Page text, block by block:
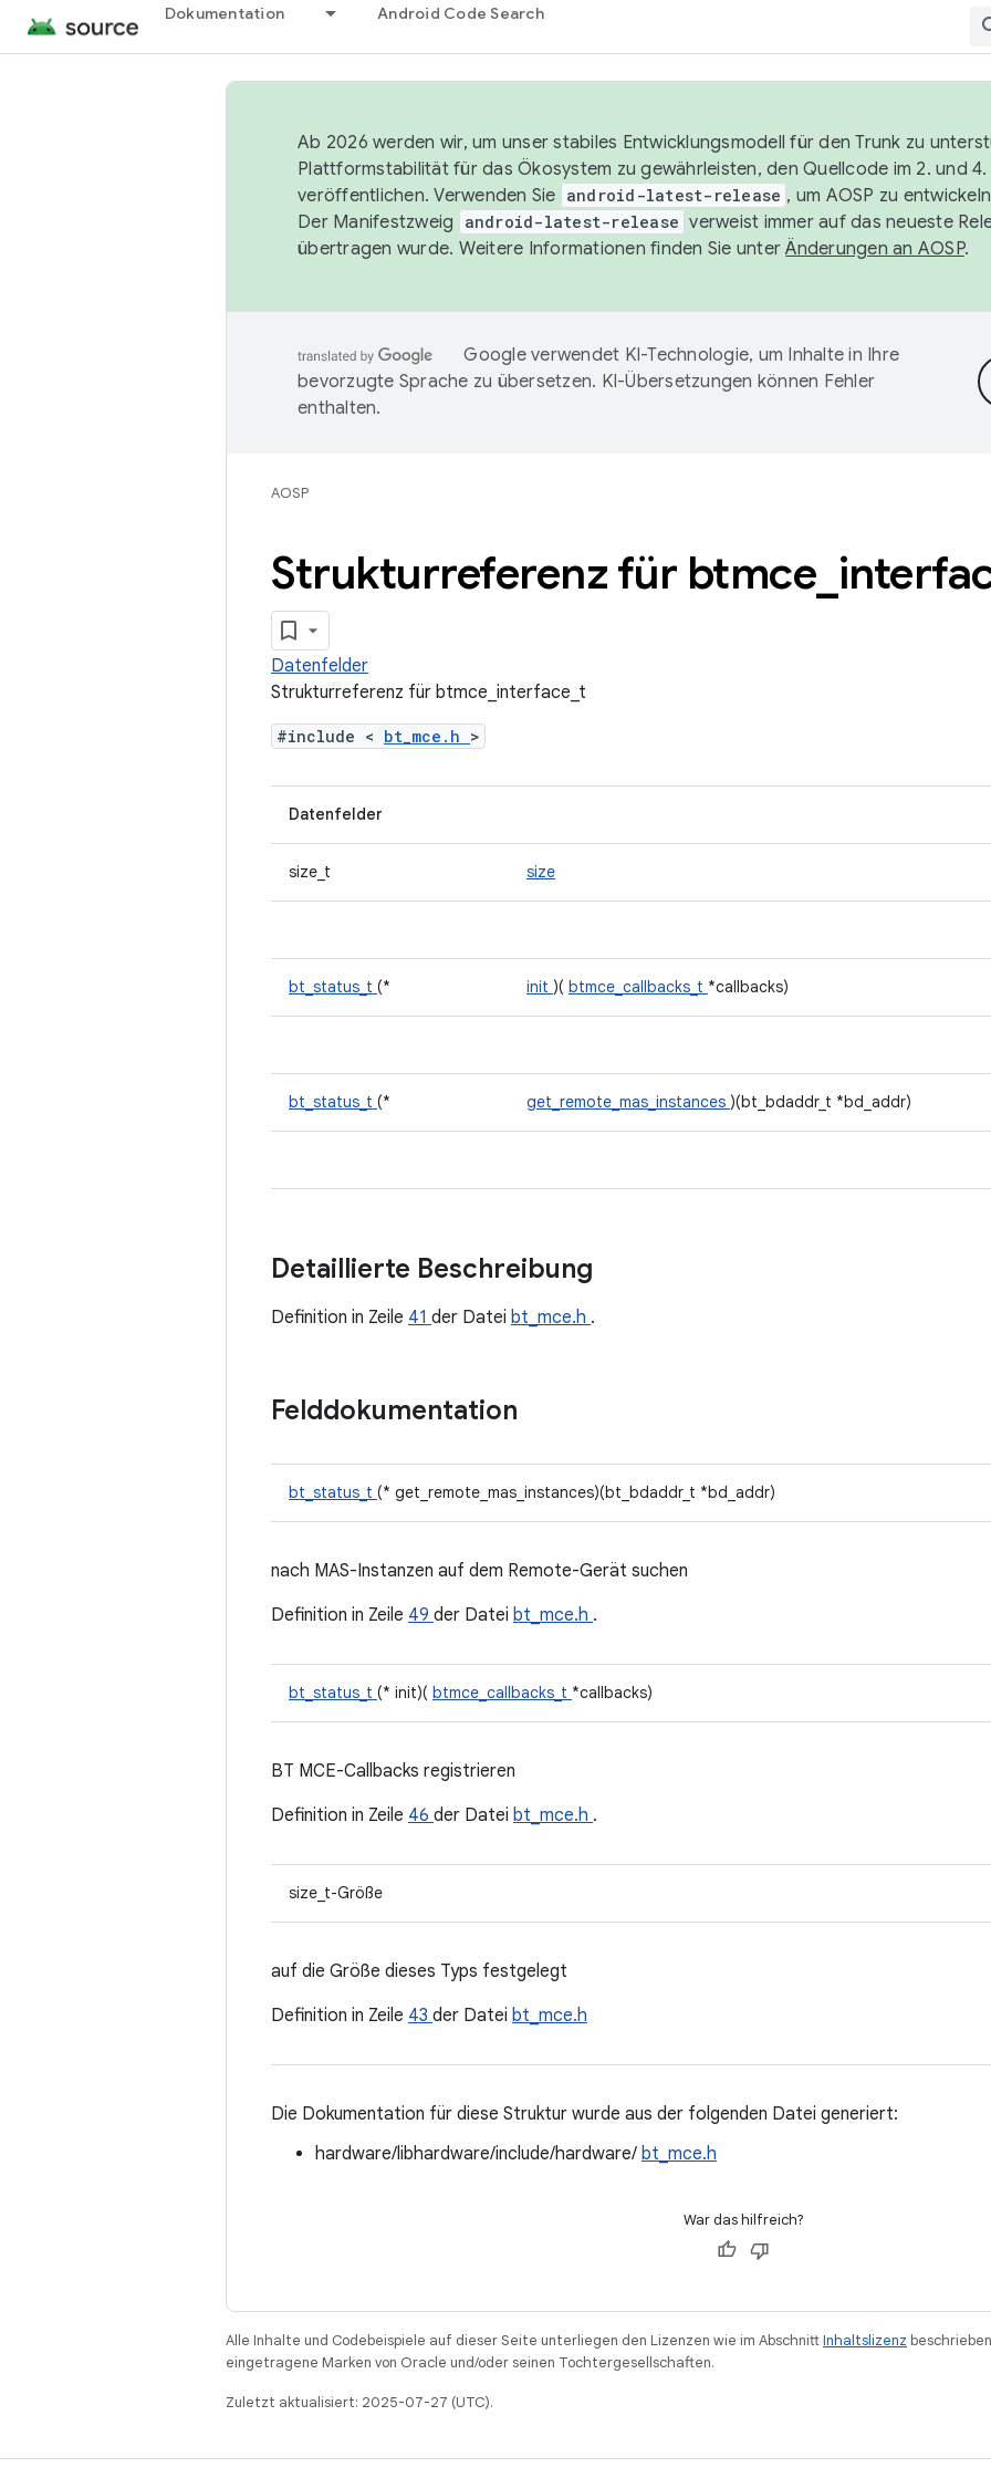
Dokumentation Android Code Search
Ab 2026 werden wir, um unser stabiles Entwicklungsmodell für den Trunk zu
Plattformstabilität für das Ökosystem zu gewährleisten, den Quellcode im 2. und 4.
veröffentlichen. Verwenden Sie android-latest-release , um AOSP zu
Der Manifestzweig
android-latest-release verweist immer auf das neueste
übertragen wurde. Weitere Informationen finden Sie unterÄnderungen an AOSP.
Google verwendet KI-Technologie, um Inhalte in Ihre
bevorzugte Sprache zu übersetzen. KI-Übersetzungen können Fehler
enthalten.
AOSP
Strukturreferenz für btmce
Datenfelder
Strukturreferenz für btmce_interface_t
#include < bt_mce.h >
Datenfelder
size_t size
bt_status_t (* init )( btmce_callbacks_t *callbacks)
bt_status_t (* get_remote_mas_instances )(bt_bdaddr_t *bd_addr)
Detaillierte Beschreibung
Definition in Zeile 41 der Datei bt_mce.h .
Felddokumentation
bt_status_t (* get_remote_mas_instances)(bt_bdaddr_t *bd_addr)
nach MAS-Instanzen auf dem Remote-Gerät suchen
Definition in Zeile 49 der Datei bt_mce.h .
bt_status_t (* init)( btmce_callbacks_t *callbacks)
BT MCE-Callbacks registrieren
Definition in Zeile 46 der Datei bt_mce.h .
size_t-Größe
auf die Größe dieses Typs festgelegt
Definition in Zeile 43 der Datei bt_mce.h
Die Dokumentation für diese Struktur wurde aus der folgenden Datei generiert:
hardware/libhardware/include/hardware/ bt_mce.h
War das hilfreich?
Alle Inhalte und Codebeispiele auf dieser Seite unterliegen den Lizenzen wie im AbschnittInhaltslizenz
eingetragene Marken von Oracle und/oder seinen Tochtergesellschaften.
Zuletzt aktualisiert: 2025-07-27 (UTC).